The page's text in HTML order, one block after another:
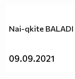
Nai-qkite BALADI
09.09.2021